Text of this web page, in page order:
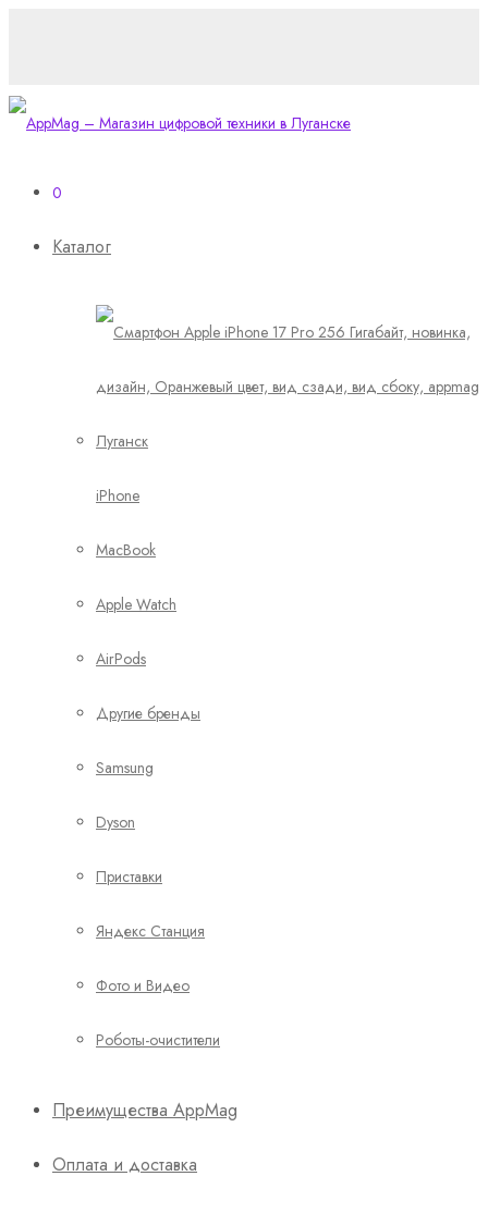
0
Каталог
iPhone
MacBook
Apple Watch
AirPods
Другие бренды
Samsung
Dyson
Приставки
Яндекс Станция
Фото и Видео
Роботы-очистители
Преимущества AppMag
Оплата и доставка